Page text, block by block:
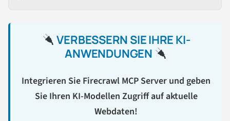
VERBESSERN SIE IHRE KI-
ANWENDUNGEN
Integrieren Sie Firecrawl MCP Server und geben
Sie Ihren KI-Modellen Zugriff auf aktuelle
Webdaten!